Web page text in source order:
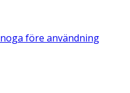
före användning